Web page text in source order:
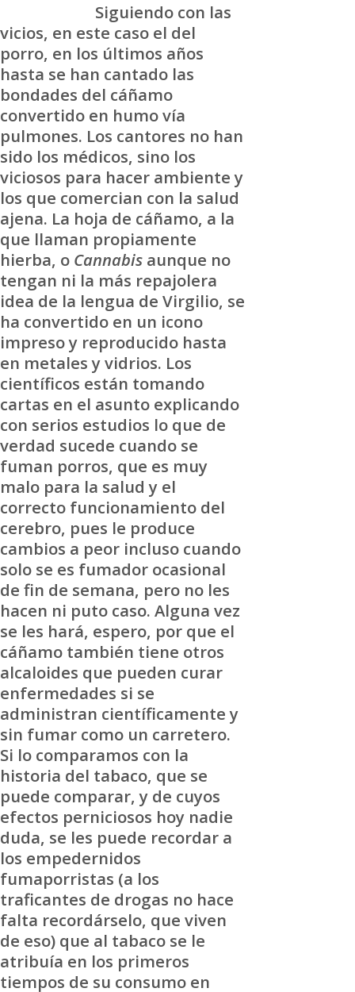
Siguiendo con las
vicios, en este caso el del
porro, en los últimos años
hasta se han cantado las
bondades del cáñamo
convertido en humo vía
pulmones. Los cantores no han
sido los médicos, sino los
viciosos para hacer ambiente y
los que comercian con la salud
ajena. La hoja de cáñamo, a la
que llaman propiamente
hierba, o Cannabis aunque no
tengan ni la más repajolera
idea de la lengua de Virgilio, se
ha convertido en un icono
impreso y reproducido hasta
en metales y vidrios. Los
científicos están tomando
cartas en el asunto explicando
con serios estudios lo que de
verdad sucede cuando se
fuman porros, que es muy
malo para la salud y el
correcto funcionamiento del
cerebro, pues le produce
cambios a peor incluso cuando
solo se es fumador ocasional
de fin de semana, pero no les
hacen ni puto caso. Alguna vez
se les hará, espero, por que el
cáñamo también tiene otros
alcaloides que pueden curar
enfermedades si se
administran científicamente y
sin fumar como un carretero.
Si lo comparamos con la
historia del tabaco, que se
puede comparar, y de cuyos
efectos perniciosos hoy nadie
duda, se les puede recordar a
los empedernidos
fumaporristas (a los
traficantes de drogas no hace
falta recordárselo, que viven
de eso) que al tabaco se le
atribuía en los primeros
tiempos de su consumo en